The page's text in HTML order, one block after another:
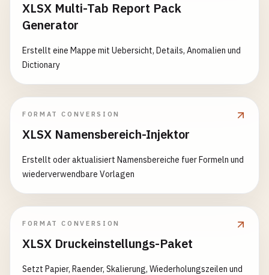
XLSX Multi-Tab Report Pack
Generator
Erstellt eine Mappe mit Uebersicht, Details, Anomalien und
Dictionary
FORMAT CONVERSION
XLSX Namensbereich-Injektor
Erstellt oder aktualisiert Namensbereiche fuer Formeln und
wiederverwendbare Vorlagen
FORMAT CONVERSION
XLSX Druckeinstellungs-Paket
Setzt Papier, Raender, Skalierung, Wiederholungszeilen und